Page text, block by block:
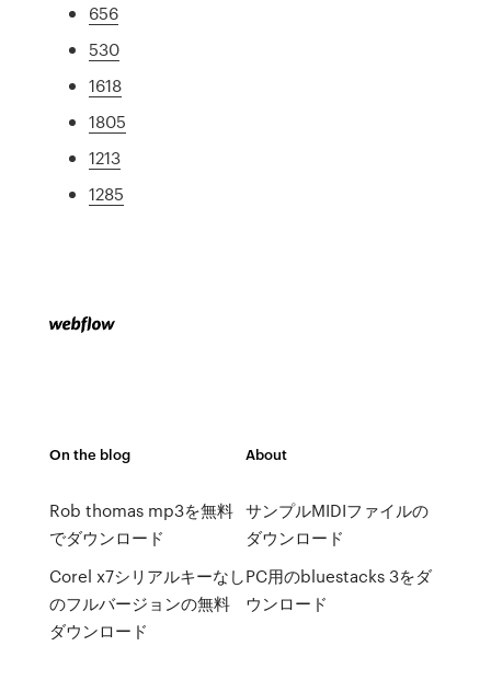
656
530
1618
1805
1213
1285
On the blog
Rob thomas mp3を無料
でダウンロード
Corel x7シリアルキーなし
のフルバージョンの無料
ダウンロード
About
サンプルMIDIファイルの
ダウンロード
PC用のbluestacks 3をダ
ウンロード